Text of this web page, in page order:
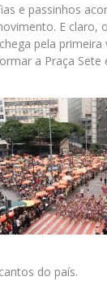
e passinhos
E claro,
pela primeira
a Praça Sete
do país.